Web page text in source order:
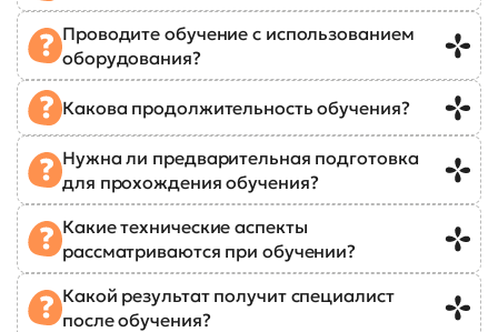
Проводите обучение с использованием
оборудования?
Какова продолжительность обучения?
Нужна ли предварительная подготовка
для прохождения обучения?
Какие технические аспекты
рассматриваются при обучении?
Какой результат получит специалист
после обучения?